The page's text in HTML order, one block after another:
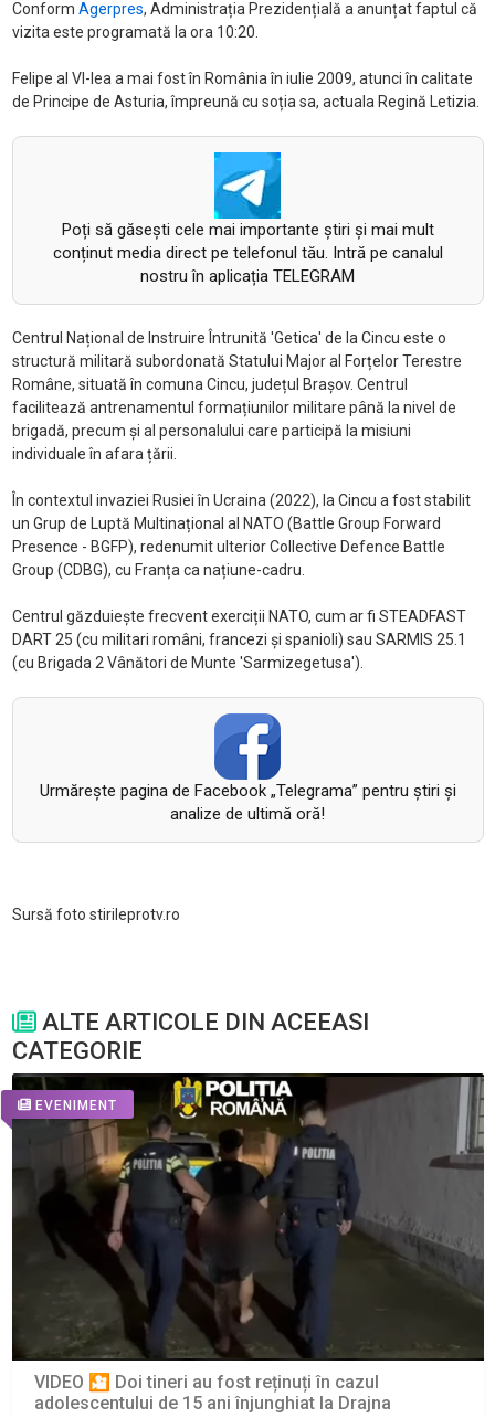
Conform Agerpres, Administrația Prezidențială a anunțat faptul că
vizita este programată la ora 10:20.
Felipe al VI-lea a mai fost în România în iulie 2009, atunci în calitate
de Principe de Asturia, împreună cu soția sa, actuala Regină Letizia.
Poți să găsești cele mai importante știri și mai mult
conținut media direct pe telefonul tău. Intră pe canalul
nostru în aplicația TELEGRAM
Centrul Național de Instruire Întrunită 'Getica' de la Cincu este o
structură militară subordonată Statului Major al Forțelor Terestre
Române, situată în comuna Cincu, județul Brașov. Centrul
facilitează antrenamentul formațiunilor militare până la nivel de
brigadă, precum și al personalului care participă la misiuni
individuale în afara țării.
În contextul invaziei Rusiei în Ucraina (2022), la Cincu a fost stabilit
un Grup de Luptă Multinațional al NATO (Battle Group Forward
Presence - BGFP), redenumit ulterior Collective Defence Battle
Group (CDBG), cu Franța ca națiune-cadru.
Centrul găzduiește frecvent exerciții NATO, cum ar fi STEADFAST
DART 25 (cu militari români, francezi și spanioli) sau SARMIS 25.1
(cu Brigada 2 Vânători de Munte 'Sarmizegetusa').
Urmăreşte pagina de Facebook „Telegrama” pentru ştiri şi
analize de ultimă oră!
Sursă foto stirileprotv.ro
ALTE ARTICOLE DIN ACEEASI
CATEGORIE
EVENIMENT
VIDEO 🎦 Doi tineri au fost reținuți în cazul
adolescentului de 15 ani înjunghiat la Drajna